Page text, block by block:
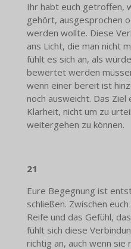
Ihr habt euch getroffen,
gehört, ausgesprochen
werden wollte. Diese
ans Licht, die man nicht
fühlt es sich an, als
bewertet werden
wenn einer bereit ist
noch ausweicht. Das
Klarheit, nicht um zu
weitergehen zu können.
21
Eure Begegnung ist
schließen. Zwischen
Reife und das Gefühl,
fühlt sich diese
richtig an, auch wenn sie